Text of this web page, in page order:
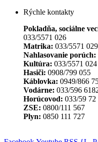
Rýchle kontakty
Pokladňa, sociálne
033/5571 026
Matrika: 033/5571 029
Nahlasovanie porúch:
Kultúra: 033/5571 024
Hasiči: 0908/799 055
Káblovka: 0949/866
Vodárne: 033/596
Horúcovod: 033/59 72
ZSE: 0800/111 567
Plyn: 0850 111 727